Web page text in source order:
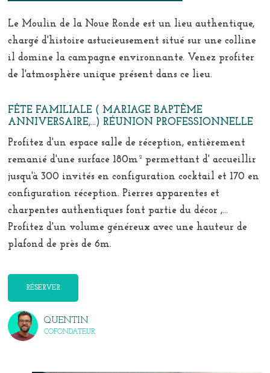
Le Moulin de la Noue Ronde est un lieu authentique,
chargé d'histoire astucieusement situé sur une colline
il domine la campagne environnante. Venez profiter
de l'atmosphère unique présent dans ce lieu.
FÊTE FAMILIALE ( MARIAGE BAPTÊME
ANNIVERSAIRE,...) RÉUNION PROFESSIONNELLE
Profitez d'un espace salle de réception, entièrement
remanié d'une surface 180m² permettant d' accueillir
jusqu'à 300 invités en configuration cocktail et 170 en
configuration réception. Pierres apparentes et
charpentes authentiques font partie du décor ,...
Profitez d'un volume généreux avec une hauteur de
plafond de près de 6m.
RÉSERVER
QUENTIN
COFONDATEUR